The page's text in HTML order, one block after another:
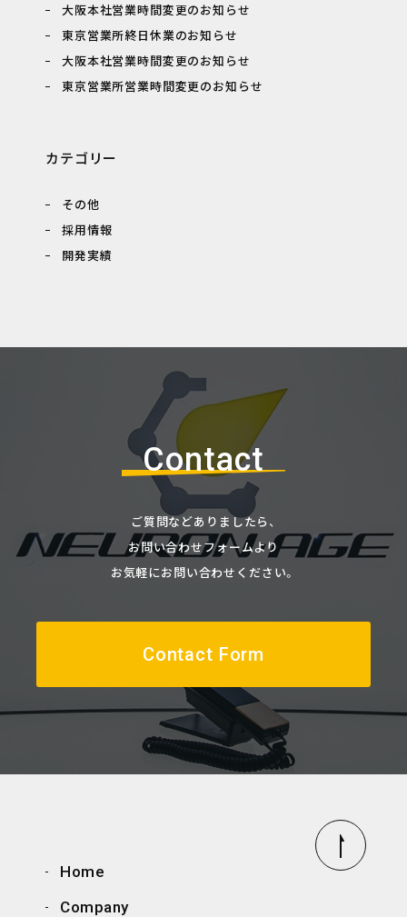
大阪本社営業時間変更のお知らせ
東京営業所終日休業のお知らせ
大阪本社営業時間変更のお知らせ
東京営業所営業時間変更のお知らせ
カテゴリー
その他
採用情報
開発実績
Contact
ご質問などありましたら、
お問い合わせフォームより
お気軽にお問い合わせください。
Contact Form
Home
Company